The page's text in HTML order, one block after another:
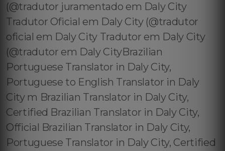
(@tradutor juramentado em Daly City
Tradutor Oficial em Daly City (@tradutor
oficial em Daly City Tradutor em Daly City
(@tradutor em Daly CityBrazilian
Portuguese Translator in Daly City,
Portuguese to English Translator in Daly
City m Brazilian Translator in Daly City,
Certified Brazilian Translator in Daly City,
Official Brazilian Translator in Daly City,
Portuguese Translator in Daly City, Certified